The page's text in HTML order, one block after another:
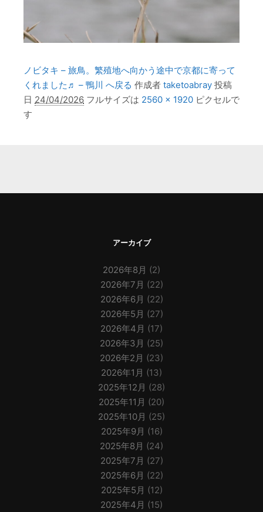
ノビタキ – 旅鳥。繁殖地へ向かう途中で京都に寄って
くれました♬ – 鴨川 へ戻る 作成者 taketoabray 投稿
日 24/04/2026 フルサイズは 2560 × 1920 ピクセルで
す
アーカイブ
2026年8月 (2)
2026年7月 (22)
2026年6月 (22)
2026年5月 (27)
2026年4月 (17)
2026年3月 (25)
2026年2月 (23)
2026年1月 (13)
2025年12月 (28)
2025年11月 (20)
2025年10月 (25)
2025年9月 (16)
2025年8月 (24)
2025年7月 (27)
2025年6月 (22)
2025年5月 (12)
2025年4月 (15)